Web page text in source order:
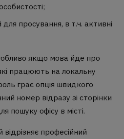
просування, в т.ч. активні
якщо мова йде про
працюють на локальну
грає опція швидкого
номер відразу зі сторінки
пошуку офісу в місті.
професійний